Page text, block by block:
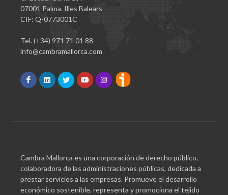
07001 Palma. Illes Balears
CIF: Q-0773001C
Tel. (+34) 971 71 01 88
info@cambramallorca.com
Cambra Mallorca es una corporación de derecho público,
colaboradora de las administraciones públicas, dedicada a
prestar servicios a las empresas. Promueve el desarrollo
económico sostenible, representa y promociona el tejido